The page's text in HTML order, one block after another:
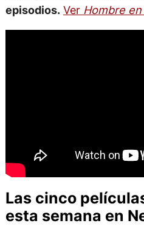
episodios. Ver Hombre en
Las cinco
esta semana en